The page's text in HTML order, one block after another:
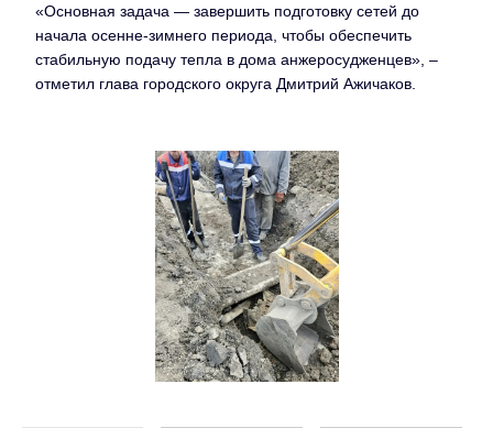
«Основная задача — завершить подготовку сетей до
начала осенне-зимнего периода, чтобы обеспечить
стабильную подачу тепла в дома анжеросудженцев», –
отметил глава городского округа Дмитрий Ажичаков.